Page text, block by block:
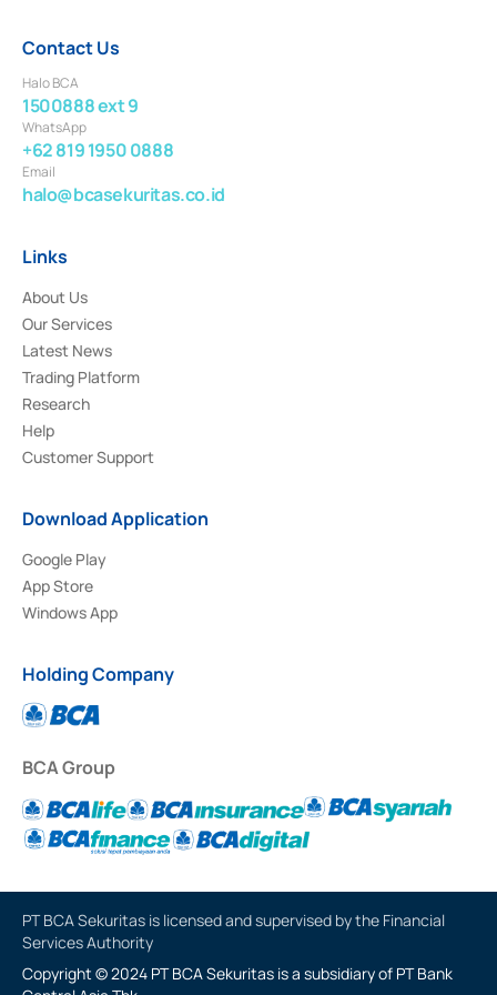
Contact Us
Halo BCA
1500888 ext 9
WhatsApp
+62 819 1950 0888
Email
halo@bcasekuritas.co.id
Links
About Us
Our Services
Latest News
Trading Platform
Research
Help
Customer Support
Download Application
Google Play
App Store
Windows App
Holding Company
BCA Group
PT BCA Sekuritas is licensed and supervised by the Financial
Services Authority
Copyright © 2024 PT BCA Sekuritas is a subsidiary of PT Bank